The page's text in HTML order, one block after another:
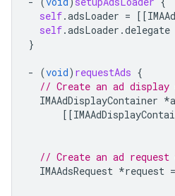
self.adsLoader = [[
self.adsLoader .delegate
}
- (void) requestAds {
// Create an ad
IMAAdDisplayContainer *
[[
// Create an ad
IMAAdsRequest *request =